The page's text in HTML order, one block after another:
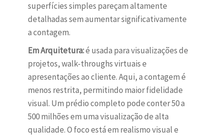
superfícies simples pareçam altamente
detalhadas sem aumentar significativamente
a contagem.
Em Arquitetura:é usada para visualizações de
projetos, walk-throughs virtuais e
apresentações ao cliente. Aqui, a contagem é
menos restrita, permitindo maior fidelidade
visual. Um prédio completo pode conter 50 a
500 milhões em uma visualização de alta
qualidade. O foco está em realismo visual e